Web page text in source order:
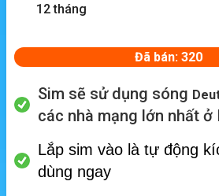
12 tháng
Đã bán: 320
Sim sẽ sử dụng sóng
các nhà mạng lớn nhất ở
Lắp sim vào là tự động
dùng ngay